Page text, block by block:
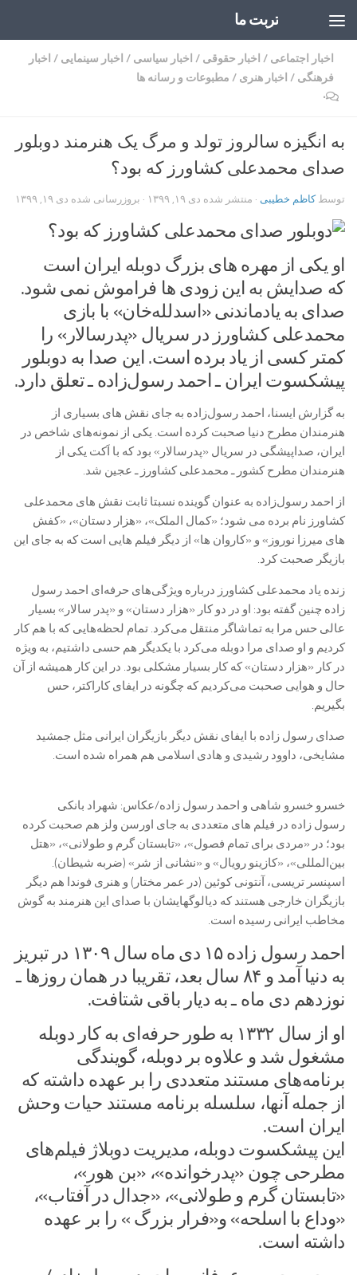
تربت ما
اخبار اجتماعی / اخبار حقوقی / اخبار سیاسی / اخبار سینمایی / اخبار
فرهنگی / اخبار هنری / مطبوعات و رسانه ها
۰
به انگیزه سالروز تولد و مرگ یک هنرمند دوبلور
صدای محمدعلی کشاورز که بود؟
توسطکاظم خطیبی · منتشر شده دی ۱۹, ۱۳۹۹ · بروزرسانی شده دی ۱۹, ۱۳۹۹
او یکی از مهره های بزرگ دوبله ایران است
که صدایش به این زودی ها فراموش نمی شود.
صدای به یادماندنی «اسدلله‌خان» با بازی
محمدعلی کشاورز در سریال «پدرسالار» را
کمتر کسی از یاد برده است. این صدا به دوبلور
پیشکسوت ایران ـ احمد رسول‌زاده ـ تعلق دارد.
به گزارش ایسنا، احمد رسول‌زاده به جای نقش های بسیاری از
هنرمندان مطرح دنیا صحبت کرده است. یکی از نمونه‌های شاخص در
ایران، صداپیشگی در سریال «پدرسالار» بود که با اَکت یکی از
هنرمندان مطرح کشور ـ محمدعلی کشاورز ـ عجین شد.
از احمد رسول‌زاده به عنوان گوینده نسبتا ثابت نقش های محمدعلی
کشاورز نام برده می شود؛ «کمال الملک»، «هزار دستان»، «کفش
های میرزا نوروز» و «کاروان ها» از دیگر فیلم هایی است که به جای این
بازیگر صحبت کرد.
زنده یاد محمدعلی کشاورز درباره ویژگی‌های حرفه‌ای احمد رسول
زاده چنین گفته بود: او در دو کار «هزار دستان» و «پدر سالار» بسیار
عالی حس مرا به تماشاگر منتقل می‌کرد. تمام لحظه‌هایی که با هم کار
کردیم و او صدای مرا دوبله می‌کرد با یکدیگر هم حسی داشتیم، به ویژه
در کار «هزار دستان» که کار بسیار مشکلی بود. در این کار همیشه از آن
حال و هوایی صحبت می‌کردیم که چگونه در ایفای کاراکتر، حس
بگیریم.
صدای رسول زاده با ایفای نقش دیگر بازیگران ایرانی مثل جمشید
مشایخی، داوود رشیدی و هادی اسلامی هم همراه شده است.
خسرو خسرو شاهی و احمد رسول زاده/عکاس: شهراد بانکی
رسول زاده در فیلم های متعددی به جای اورسن ولز هم صحبت کرده
بود؛ در «مردی برای تمام فصول»، «تابستان گرم و طولانی»، «هتل
بین‌المللی»، «کازینو رویال» و «نشانی از شر» (ضربه شیطان).
اسپنسر تریسی، آنتونی کوئین (در عمر مختار) و هنری فوندا هم دیگر
بازیگران خارجی هستند که دیالوگهایشان با صدای این هنرمند به گوش
مخاطب ایرانی رسیده است.
احمد رسول زاده ۱۵ دی ماه سال ۱۳۰۹ در تبریز
به دنیا آمد و ۸۴ سال بعد، تقریبا در همان روزها ـ
نوزدهم دی ماه ـ به دیار باقی شتافت.
او از سال ۱۳۳۲ به طور حرفه‌ای به کار دوبله
مشغول شد و علاوه بر دوبله، گویندگی
برنامه‌های مستند متعددی را بر عهده داشته که
از جمله آنها، سلسله برنامه مستند حیات وحش
ایران است.
این پیشکسوت دوبله، مدیریت دوبلاژ فیلم‌های
مطرحی چون «پدرخوانده»، «بن هور»،
«تابستان گرم و طولانی»، «جدال در آفتاب»،
«وداع با اسلحه» و«فرار بزرگ » را بر عهده
داشته است.